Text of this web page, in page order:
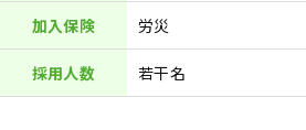
加入保険 労災
採用人数 若干名